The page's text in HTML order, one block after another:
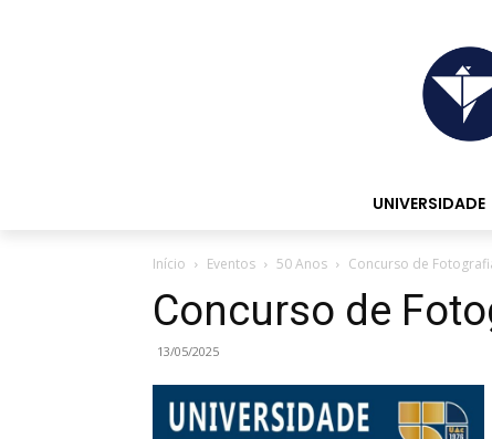
UNIVERSIDADE
Início Eventos 50 Anos Concurso de
Concurso de
13/05/2025